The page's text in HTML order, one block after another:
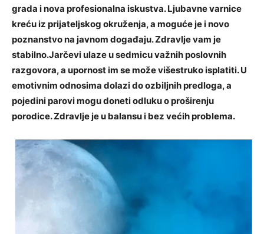
grada i nova profesionalna iskustva. Ljubavne varnice
kreću iz prijateljskog okruženja, a moguće je i novo
poznanstvo na javnom događaju. Zdravlje vam je
stabilno.Jarčevi ulaze u sedmicu važnih poslovnih
razgovora, a upornost im se može višestruko isplatiti. U
emotivnim odnosima dolazi do ozbiljnih predloga, a
pojedini parovi mogu doneti odluku o proširenju
porodice. Zdravlje je u balansu i bez većih problema.